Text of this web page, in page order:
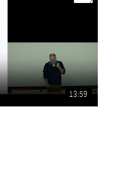
13:59